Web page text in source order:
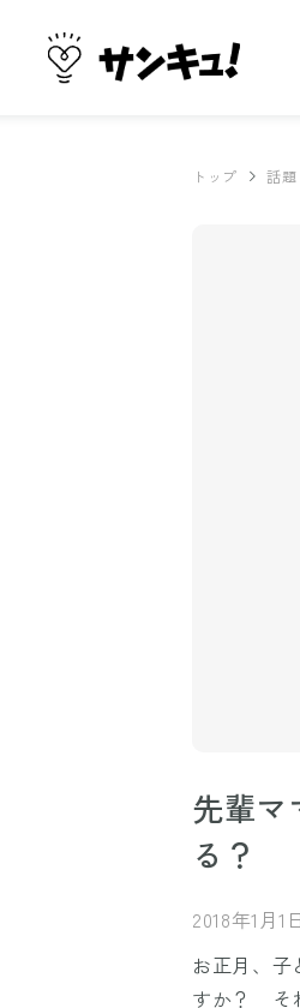
100均・雑貨 スーパー
トップ 話題
先輩マ
る？
2018年1月1日
お正月、
すか？ そ